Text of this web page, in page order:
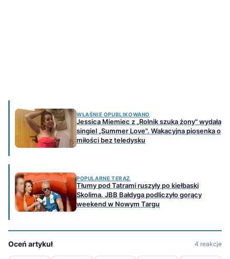
WŁAŚNIE OPUBLIKOWANO
Jessica Miemiec z „Rolnik szuka żony" wydała
singiel „Summer Love". Wakacyjna piosenka o
miłości bez teledysku
POPULARNE TERAZ
Tłumy pod Tatrami ruszyły po kiełbaski
Skolima. JBB Bałdyga podliczyło gorący
weekend w Nowym Targu
Oceń artykuł 4 reakcje